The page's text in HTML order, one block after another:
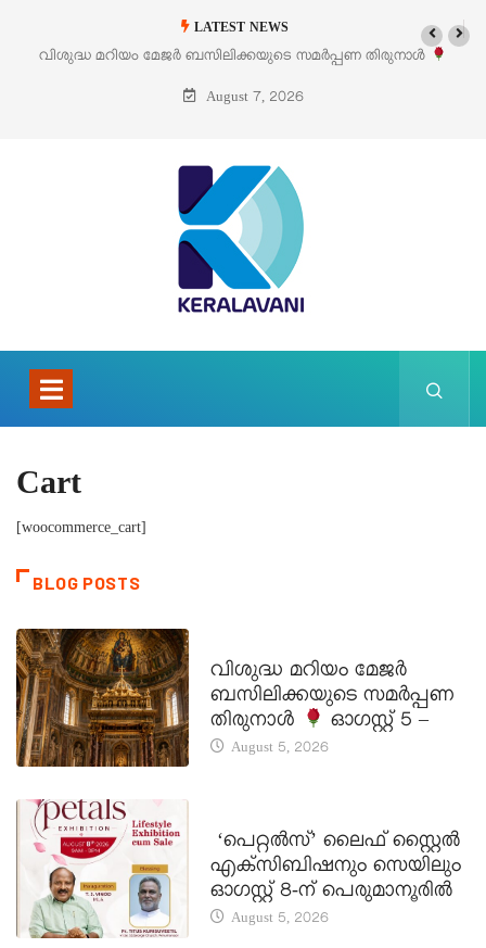
LATEST NEWS
വിശുദ്ധ മറിയം മേജർ ബസിലിക്കയുടെ സമർപ്പണ തിരുനാൾ
ഓഗസ്റ്റ് 5 –
August 7, 2026
Cart
[woocommerce_cart]
BLOG POSTS
വിശുദ്ധ മറിയം മേജർ
ബസിലിക്കയുടെ സമർപ്പണ
തിരുനാൾ
ഓഗസ്റ്റ് 5 –
August 5, 2026
‘പെറ്റൽസ്’ ലൈഫ് സ്റ്റൈൽ
എക്സിബിഷനും സെയിലും
ഓഗസ്റ്റ് 8-ന് പെരുമാനൂരിൽ
August 5, 2026